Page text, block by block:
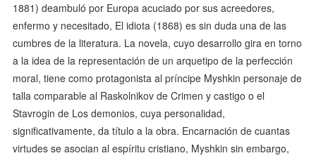
1881) deambuló por Europa acuciado por sus acreedores,
enfermo y necesitado, El idiota (1868) es sin duda una de las
cumbres de la literatura. La novela, cuyo desarrollo gira en torno
a la idea de la representación de un arquetipo de la perfección
moral, tiene como protagonista al príncipe Myshkin personaje de
talla comparable al Raskolnikov de Crimen y castigo o el
Stavrogin de Los demonios, cuya personalidad,
significativamente, da título a la obra. Encarnación de cuantas
virtudes se asocian al espíritu cristiano, Myshkin sin embargo,